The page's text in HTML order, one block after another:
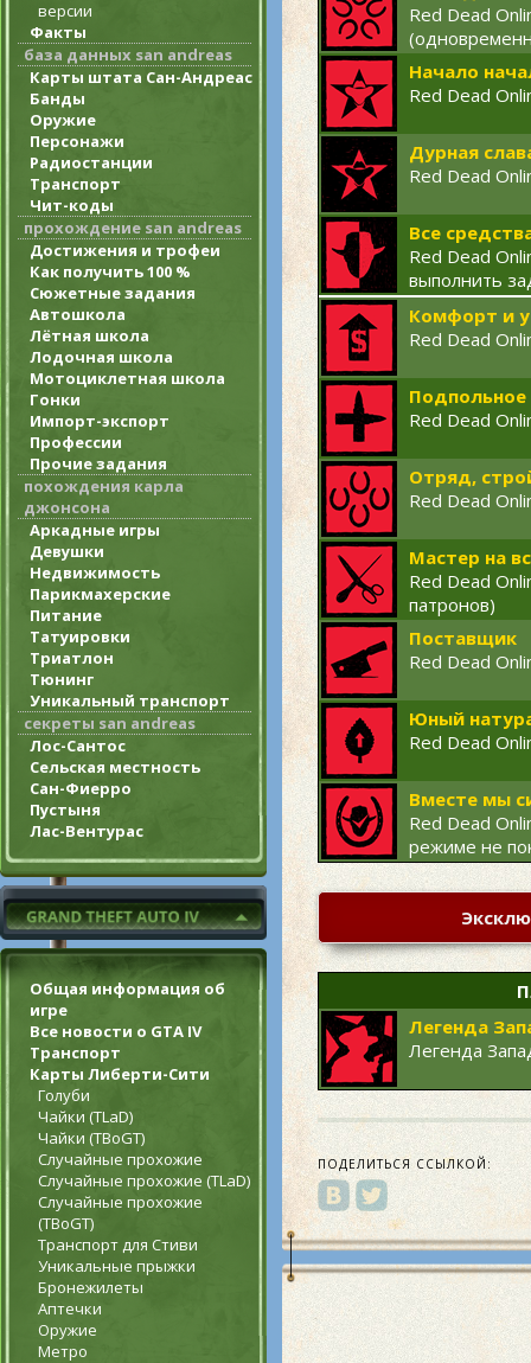
версии
Факты
база данных san andreas
Карты штата Сан-Андреас
Банды
Оружие
Персонажи
Радиостанции
Транспорт
Чит-коды
прохождение san andreas
Достижения и трофеи
Как получить 100 %
Сюжетные задания
Автошкола
Лётная школа
Лодочная школа
Мотоциклетная школа
Гонки
Импорт-экспорт
Профессии
Прочие задания
похождения карла
джонсона
Аркадные игры
Девушки
Недвижимость
Парикмахерские
Питание
Татуировки
Триатлон
Тюнинг
Уникальный транспорт
секреты san andreas
Лос-Сантос
Сельская местность
Сан-Фиерро
Пустыня
Лас-Вентурас
Общая информация об
игре
Все новости о GTA IV
Транспорт
Карты Либерти-Сити
Голуби
Чайки (TLaD)
Чайки (TBoGT)
Случайные прохожие
Случайные прохожие (TLaD)
Случайные прохожие
(TBoGT)
Транспорт для Стиви
Уникальные прыжки
Бронежилеты
Аптечки
Оружие
Метро
Red Dead
Начало
Red Dead
Дурная
Red Dead
Все
Red Dead
выполнить
Комфорт и
Red Dead
Red Dead
Отряд,
Red Dead
Мастер на
Red Dead
патронов)
Поставщик
Red Dead
Юный
Red Dead
Вместе мы
Red Dead
режиме не
Легенда
Легенда
ПОДЕЛИТЬСЯ ССЫЛКОЙ: